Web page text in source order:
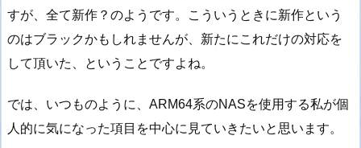
すが、全て新作？のようです。こういうときに新作という
のはブラックかもしれませんが、新たにこれだけの対応を
して頂いた、ということですよね。
では、いつものように、ARM64系のNASを使用する私が個
人的に気になった項目を中心に見ていきたいと思います。